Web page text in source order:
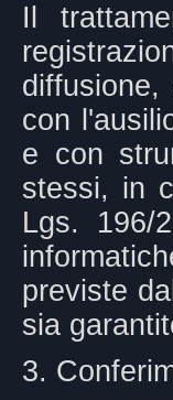
Il
con
e con
stessi, in
Lgs. 196/
previste
sia
3.